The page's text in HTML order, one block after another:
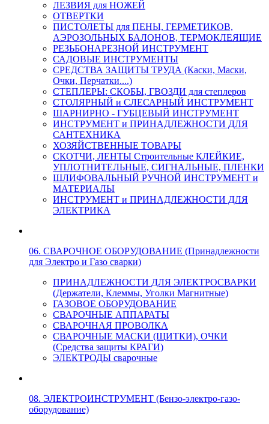
ЛЕЗВИЯ для НОЖЕЙ
ОТВЕРТКИ
ПИСТОЛЕТЫ для ПЕНЫ, ГЕРМЕТИКОВ,
АЭРОЗОЛЬНЫХ БАЛОНОВ, ТЕРМОКЛЕЯЩИЕ
РЕЗЬБОНАРЕЗНОЙ ИНСТРУМЕНТ
САДОВЫЕ ИНСТРУМЕНТЫ
СРЕДСТВА ЗАЩИТЫ ТРУДА (Каски, Маски,
Очки, Перчатки....)
СТЕПЛЕРЫ: СКОБЫ, ГВОЗДИ для степлеров
СТОЛЯРНЫЙ и СЛЕСАРНЫЙ ИНСТРУМЕНТ
ШАРНИРНО - ГУБЦЕВЫЙ ИНСТРУМЕНТ
ИНСТРУМЕНТ и ПРИНАДЛЕЖНОСТИ ДЛЯ
САНТЕХНИКА
ХОЗЯЙСТВЕННЫЕ ТОВАРЫ
СКОТЧИ, ЛЕНТЫ Строительные КЛЕЙКИЕ,
УПЛОТНИТЕЛЬНЫЕ, СИГНАЛЬНЫЕ, ПЛЕНКИ
ШЛИФОВАЛЬНЫЙ РУЧНОЙ ИНСТРУМЕНТ и
МАТЕРИАЛЫ
ИНСТРУМЕНТ и ПРИНАДЛЕЖНОСТИ ДЛЯ
ЭЛЕКТРИКА
06. СВАРОЧНОЕ ОБОРУДОВАНИЕ (Принадлежности
для Электро и Газо сварки)
ПРИНАДЛЕЖНОСТИ ДЛЯ ЭЛЕКТРОСВАРКИ
(Держатели, Клеммы, Уголки Магнитные)
ГАЗОВОЕ ОБОРУДОВАНИЕ
СВАРОЧНЫЕ АППАРАТЫ
СВАРОЧНАЯ ПРОВОЛКА
СВАРОЧНЫЕ МАСКИ (ЩИТКИ), ОЧКИ
(Средства защиты КРАГИ)
ЭЛЕКТРОДЫ сварочные
08. ЭЛЕКТРОИНСТРУМЕНТ (Бензо-электро-газо-
оборудование)